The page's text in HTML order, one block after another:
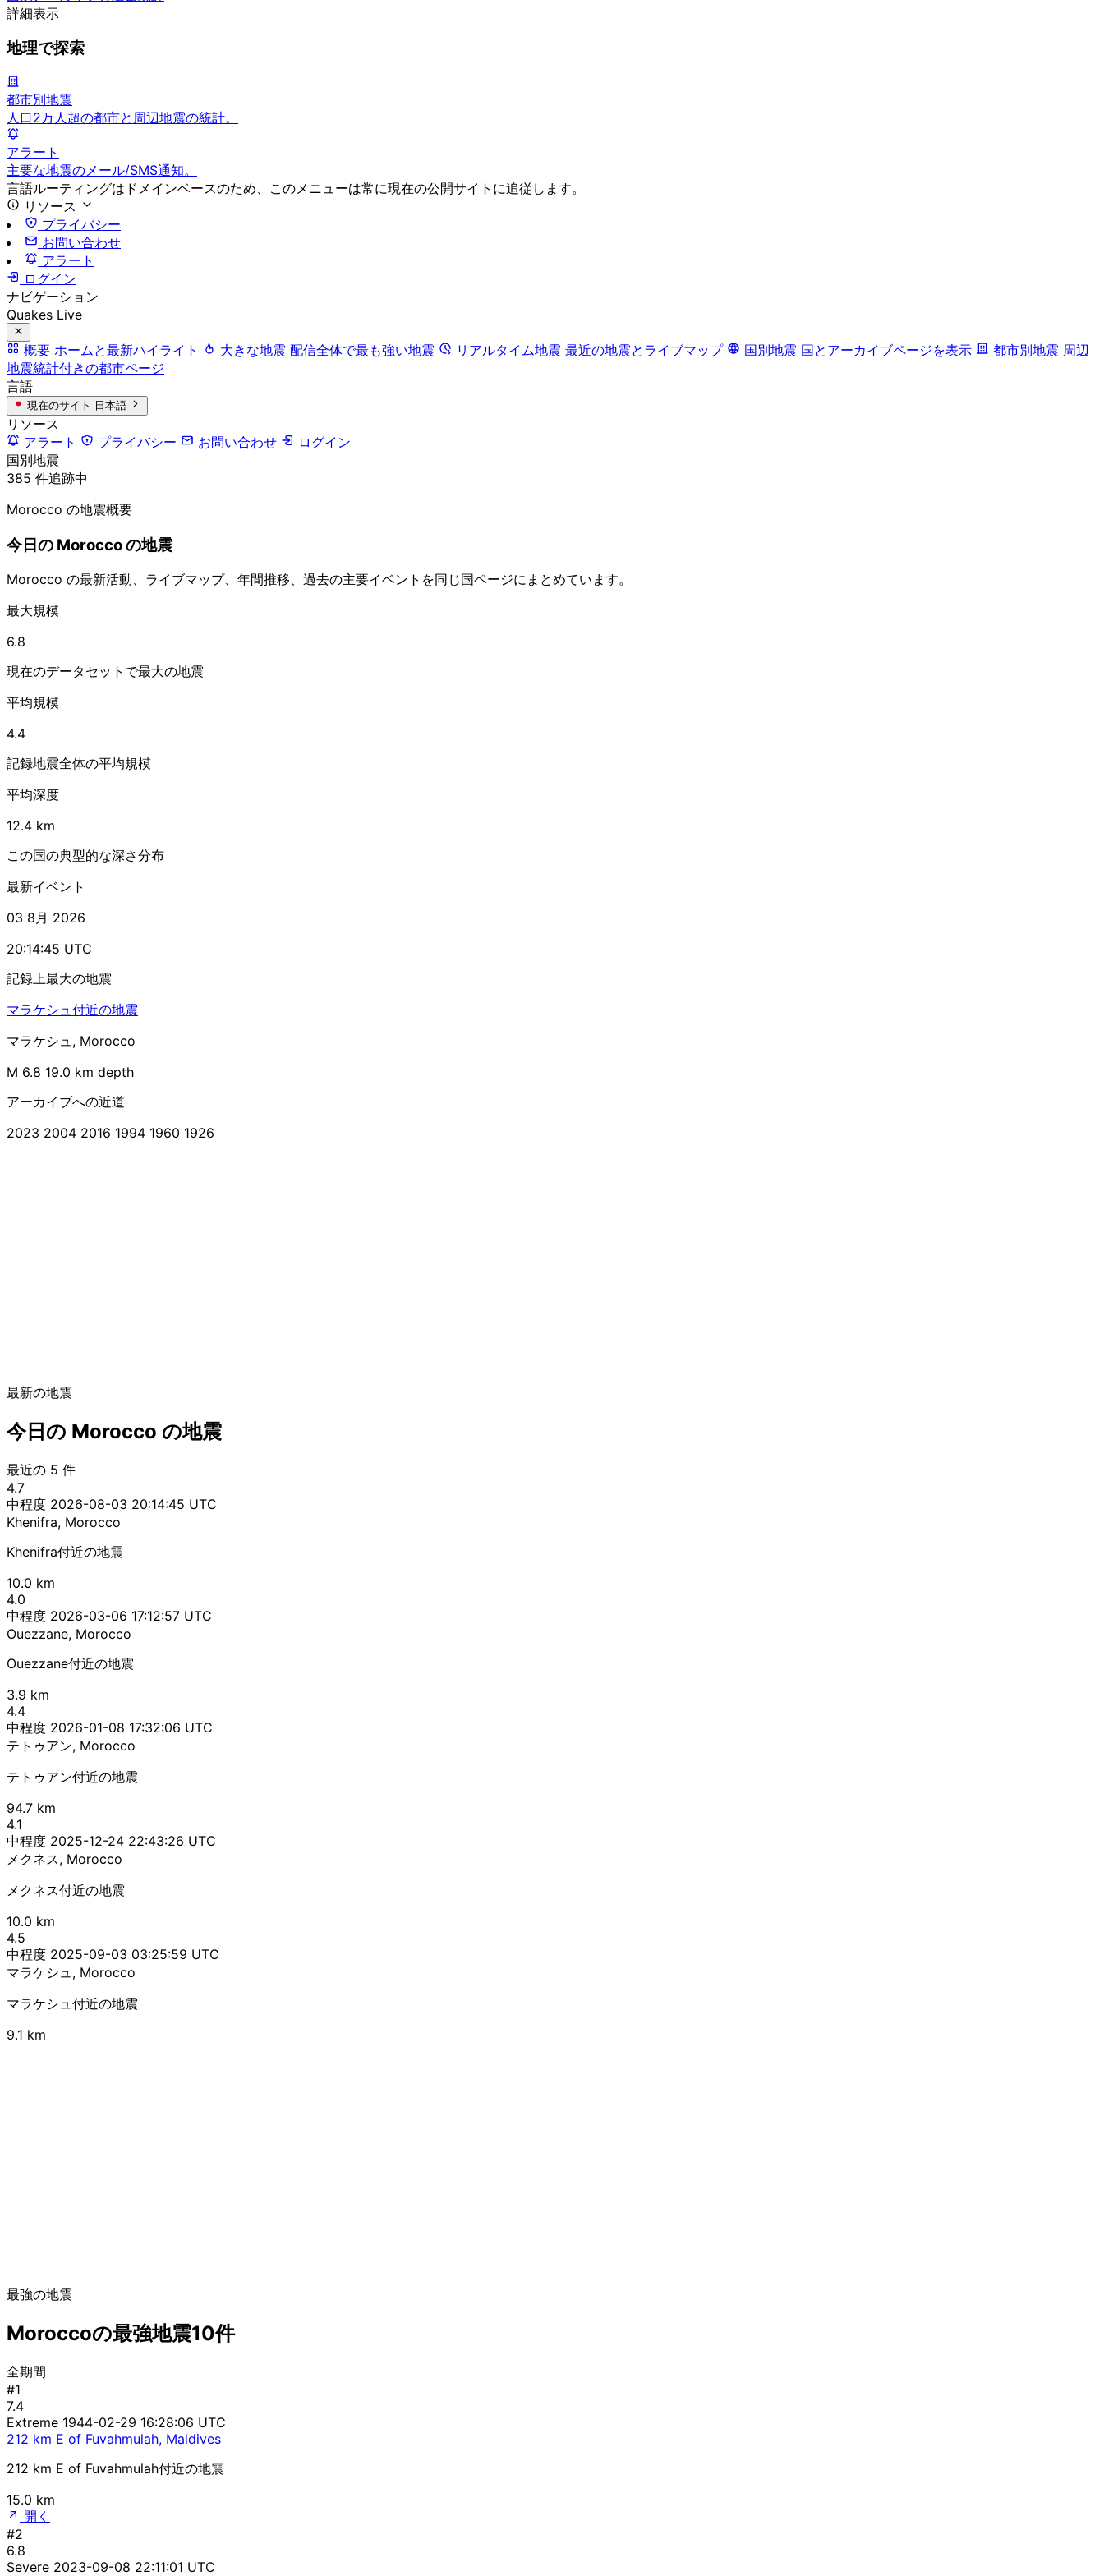
詳細表示
地理で探索
都市別地震
人口2万人超の都市と周辺地震の統計。
アラート
主要な地震のメール/SMS通知。
言語ルーティングはドメインベースのため、このメニューは常に現在の公開サイトに追従します。
リソース
プライバシー
お問い合わせ
アラート
ログイン
ナビゲーション
Quakes Live
概要 ホームと最新ハイライト 大きな地震 配信全体で最も強い地震 リアルタイム地震 最近の地震とライブマップ 国別地震 国とアーカイブページを表示 都市別地震 周辺
地震統計付きの都市ページ
言語
現在のサイト 日本語
リソース
アラート
プライバシー お問い合わせ
ログイン
国別地震
385 件追跡中
Morocco の地震概要
今日の Morocco の地震
Morocco の最新活動、ライブマップ、年間推移、過去の主要イベントを同じ国ページにまとめています。
最大規模
6.8
現在のデータセットで最大の地震
平均規模
4.4
記録地震全体の平均規模
平均深度
12.4 km
この国の典型的な深さ分布
最新イベント
03 8月 2026
20:14:45 UTC
記録上最大の地震
マラケシュ付近の地震
マラケシュ, Morocco
M 6.8 19.0 km depth
アーカイブへの近道
2023 2004 2016 1994 1960 1926
最新の地震
今日の Morocco の地震
最近の 5 件
4.7
中程度 2026-08-03 20:14:45 UTC
Khenifra, Morocco
Khenifra付近の地震
10.0 km
4.0
中程度 2026-03-06 17:12:57 UTC
Ouezzane, Morocco
Ouezzane付近の地震
3.9 km
4.4
中程度 2026-01-08 17:32:06 UTC
テトゥアン, Morocco
テトゥアン付近の地震
94.7 km
4.1
中程度 2025-12-24 22:43:26 UTC
メクネス, Morocco
メクネス付近の地震
10.0 km
4.5
中程度 2025-09-03 03:25:59 UTC
マラケシュ, Morocco
マラケシュ付近の地震
9.1 km
最強の地震
Moroccoの最強地震10件
全期間
#1
7.4
Extreme 1944-02-29 16:28:06 UTC
212 km E of Fuvahmulah, Maldives
212 km E of Fuvahmulah付近の地震
15.0 km
開く
#2
6.8
Severe 2023-09-08 22:11:01 UTC